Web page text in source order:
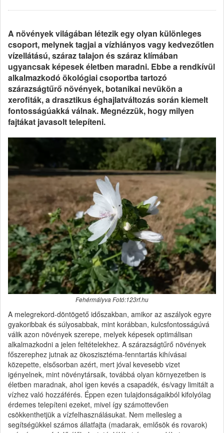
A növények világában létezik egy olyan különleges
csoport, melynek tagjai a vízhiányos vagy kedvezőtlen
vízellátású, száraz talajon és száraz klímában
ugyancsak képesek életben maradni. Ebbe a rendkívül
alkalmazkodó ökológiai csoportba tartozó
szárazságtűrő növények, botanikai nevükön a
xerofiták, a drasztikus éghajlatváltozás során kiemelt
fontosságúakká válnak. Megnézzük, hogy milyen
fajtákat javasolt telepíteni.
Fehérmályva Fotó:123rf.hu
A melegrekord-döntögető időszakban, amikor az aszályok egyre
gyakoribbak és súlyosabbak, mint korábban, kulcsfontosságúvá
válik azon növények szerepe, melyek képesek optimálisan
alkalmazkodni a jelen feltételekhez. A szárazságtűrő növények
főszerephez jutnak az ökoszisztéma-fenntartás kihívásai
közepette, elsősorban azért, mert jóval kevesebb vizet
igényelnek, mint növénytársaik, továbbá olyan környezetben is
életben maradnak, ahol igen kevés a csapadék, és/vagy limitált a
vízhez való hozzáférés. Éppen ezen tulajdonságaikból kifolyólag
érdemes telepíteni ezeket, mivel így számottevően
csökkenthetjük a vízfelhasználásukat. Nem mellesleg a
segítségükkel számos állatfajta (madarak, emlősök és rovarok)